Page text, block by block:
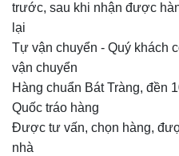
trước, sau khi nhận được
lại
Tự vận chuyển - Quý khách
vận chuyển
Hàng chuẩn Bát Tràng, đền
Quốc tráo hàng
Được tư vấn, chọn hàng,
nhà